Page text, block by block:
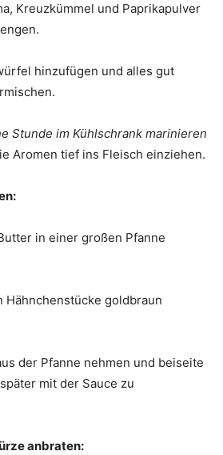
Kreuzkümmel und Paprikapulver
hinzufügen und alles gut
Stunde im Kühlschrank marinieren
Aromen tief ins Fleisch einziehen.
in einer großen Pfanne
Hähnchenstücke goldbraun
der Pfanne nehmen und beiseite
mit der Sauce zu
anbraten: